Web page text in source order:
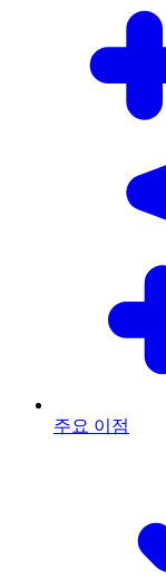
주요 이점